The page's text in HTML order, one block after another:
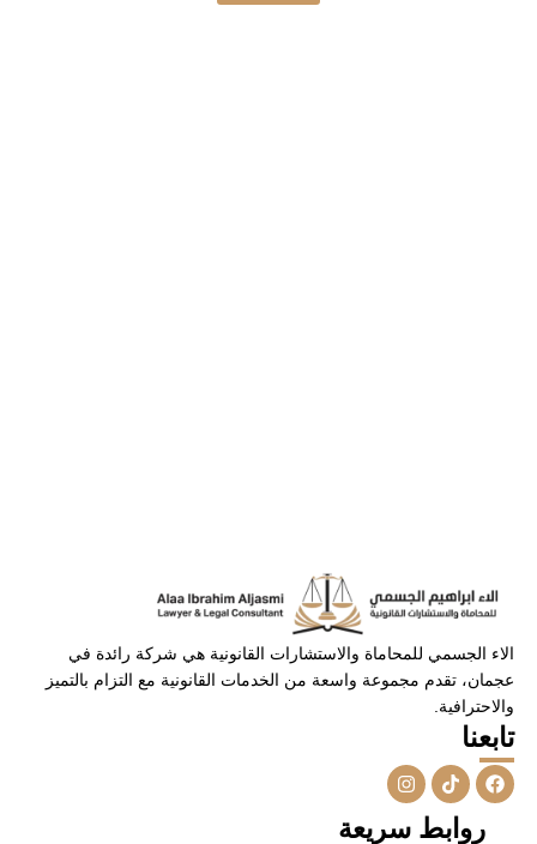
الاء الجسمي للمحاماة والاستشارات القانونية هي شركة رائدة في
عجمان، تقدم مجموعة واسعة من الخدمات القانونية مع التزام بالتميز
والاحترافية.
تابعنا
F
a
c
T
i
k
t
I
n
s
t
روابط سريعة